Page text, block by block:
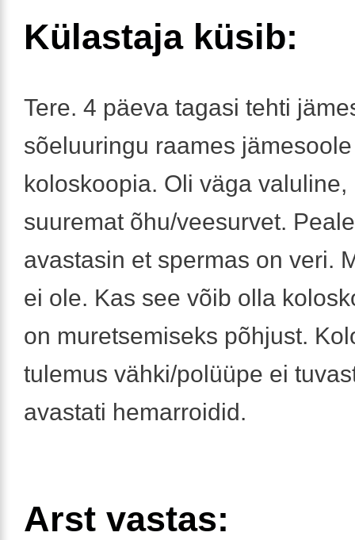
Külastaja küsib:
Tere. 4 päeva tagasi tehti
sõeluuringu raames jämesoole
koloskoopia. Oli väga valuline,
suuremat õhu/veesurvet.
avastasin et spermas on veri.
ei ole. Kas see võib olla
on muretsemiseks põhjust.
tulemus vähki/polüüpe ei
avastati hemarroidid.
Arst vastas: